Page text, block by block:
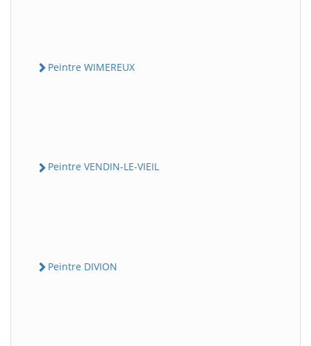
Peintre WIMEREUX
Peintre VENDIN-LE-VIEIL
Peintre DIVION